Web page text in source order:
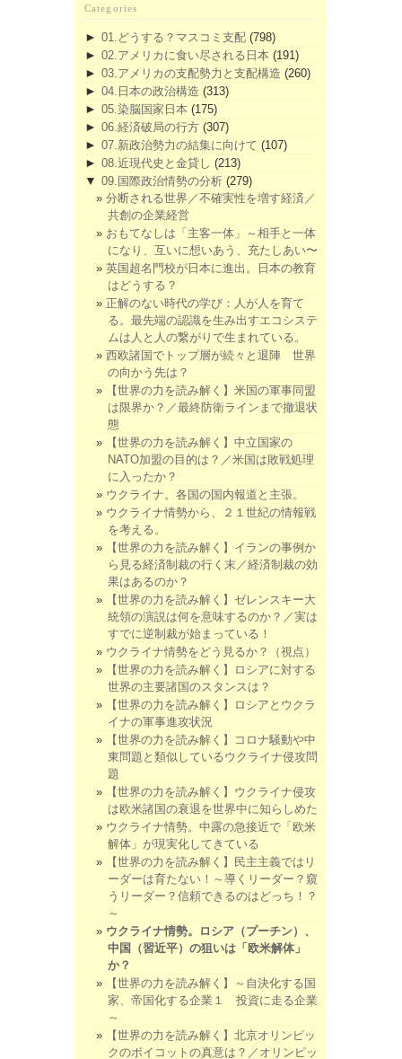
Categories
► 01.どうする？マスコミ支配 (798)
► 02.アメリカに食い尽される日本 (191)
► 03.アメリカの支配勢力と支配構造 (260)
► 04.日本の政治構造 (313)
► 05.染脳国家日本 (175)
► 06.経済破局の行方 (307)
► 07.新政治勢力の結集に向けて (107)
► 08.近現代史と金貸し (213)
▼ 09.国際政治情勢の分析 (279)
分断される世界／不確実性を増す経済／
共創の企業経営
おもてなしは「主客一体」～相手と一体
になり、互いに想いあう、充たしあい〜
英国超名門校が日本に進出。日本の教育
はどうする？
正解のない時代の学び：人が人を育て
る。最先端の認識を生み出すエコシステ
ムは人と人の繋がりで生まれている。
西欧諸国でトップ層が続々と退陣 世界
の向かう先は？
【世界の力を読み解く】米国の軍事同盟
は限界か？／最終防衛ラインまで撤退状
態
【世界の力を読み解く】中立国家の
NATO加盟の目的は？／米国は敗戦処理
に入ったか？
ウクライナ。各国の国内報道と主張。
ウクライナ情勢から、２１世紀の情報戦
を考える。
【世界の力を読み解く】イランの事例か
ら見る経済制裁の行く末／経済制裁の効
果はあるのか？
【世界の力を読み解く】ゼレンスキー大
統領の演説は何を意味するのか？／実は
すでに逆制裁が始まっている！
ウクライナ情勢をどう見るか？（視点）
【世界の力を読み解く】ロシアに対する
世界の主要諸国のスタンスは？
【世界の力を読み解く】ロシアとウクラ
イナの軍事進攻状況
【世界の力を読み解く】コロナ騒動や中
東問題と類似しているウクライナ侵攻問
題
【世界の力を読み解く】ウクライナ侵攻
は欧米諸国の衰退を世界中に知らしめた
ウクライナ情勢。中露の急接近で「欧米
解体」が現実化してきている
【世界の力を読み解く】民主主義ではリ
ーダーは育たない！～導くリーダー？窺
うリーダー？信頼できるのはどっち！？
～
ウクライナ情勢。ロシア（プーチン）、
中国（習近平）の狙いは「欧米解体」
か？
【世界の力を読み解く】～自決化する国
家、帝国化する企業１ 投資に走る企業
～
【世界の力を読み解く】北京オリンピッ
クのボイコットの真意は？／オリンピッ